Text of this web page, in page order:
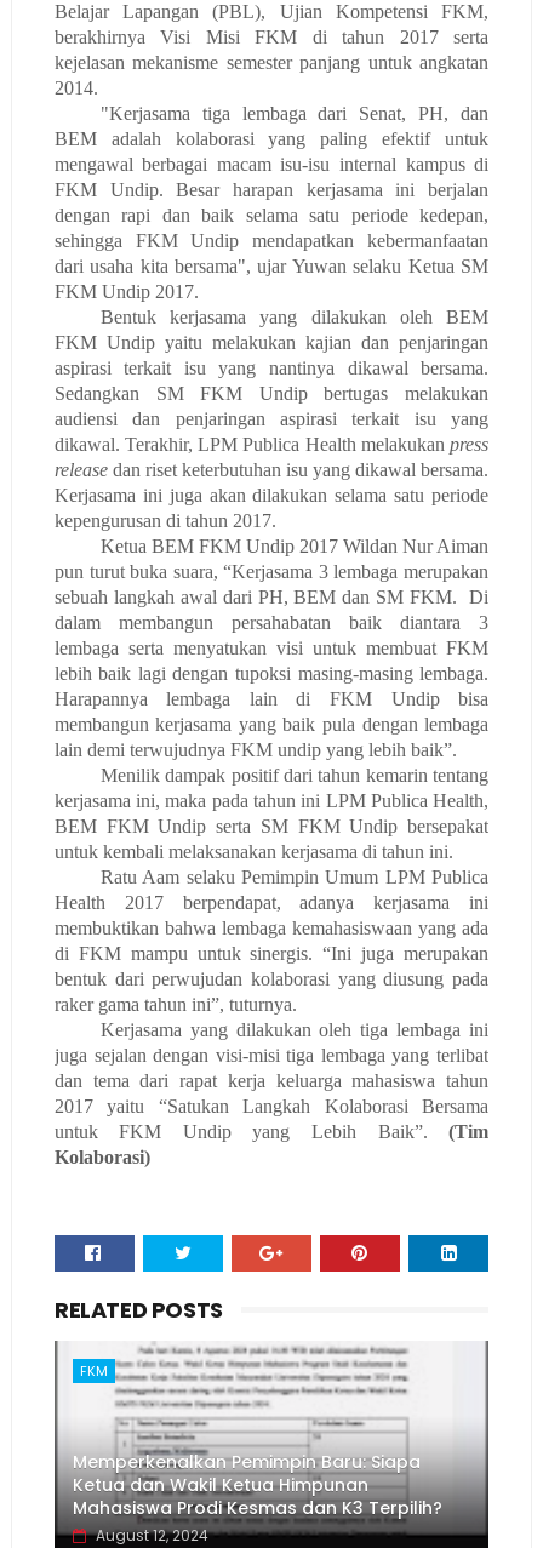
Belajar Lapangan (PBL), Ujian Kompetensi FKM,
berakhirnya Visi Misi FKM di tahun 2017 serta
kejelasan mekanisme semester panjang untuk angkatan
2014.
"Kerjasama tiga lembaga dari Senat, PH, dan
BEM adalah kolaborasi yang paling efektif untuk
mengawal berbagai macam isu-isu internal kampus di
FKM Undip. Besar harapan kerjasama ini berjalan
dengan rapi dan baik selama satu periode kedepan,
sehingga FKM Undip mendapatkan kebermanfaatan
dari usaha kita bersama", ujar Yuwan selaku Ketua SM
FKM Undip 2017.
Bentuk kerjasama yang dilakukan oleh BEM
FKM Undip yaitu melakukan kajian dan penjaringan
aspirasi terkait isu yang nantinya dikawal bersama.
Sedangkan SM FKM Undip bertugas melakukan
audiensi dan penjaringan aspirasi terkait isu yang
dikawal. Terakhir, LPM Publica Health melakukanpress
releasedan riset keterbutuhan isu yang dikawal bersama.
Kerjasama ini juga akan dilakukan selama satu periode
kepengurusan di tahun 2017.
Ketua BEM FKM Undip 2017 Wildan Nur Aiman
pun turut buka suara, “Kerjasama 3 lembaga merupakan
sebuah langkah awal dari PH, BEM dan SM FKM. Di
dalam membangun persahabatan baik diantara 3
lembaga serta menyatukan visi untuk membuat FKM
lebih baik lagi dengan tupoksi masing-masing lembaga.
Harapannya lembaga lain di FKM Undip bisa
membangun kerjasama yang baik pula dengan lembaga
lain demi terwujudnya FKM undip yang lebih baik”.
Menilik dampak positif dari tahun kemarin tentang
kerjasama ini, maka pada tahun ini LPM Publica Health,
BEM FKM Undip serta SM FKM Undip bersepakat
untuk kembali melaksanakan kerjasama di tahun ini.
Ratu Aam selaku Pemimpin Umum LPM Publica
Health 2017 berpendapat, adanya kerjasama ini
membuktikan bahwa lembaga kemahasiswaan yang ada
di FKM mampu untuk sinergis. “Ini juga merupakan
bentuk dari perwujudan kolaborasi yang diusung pada
raker gama tahun ini”, tuturnya.
Kerjasama yang dilakukan oleh tiga lembaga ini
juga sejalan dengan visi-misi tiga lembaga yang terlibat
dan tema dari rapat kerja keluarga mahasiswa tahun
2017 yaitu “Satukan Langkah Kolaborasi Bersama
untuk FKM Undip yang Lebih Baik”.(Tim
Kolaborasi)
RELATED POSTS
FKM
Memperkenalkan Pemimpin Baru: Siapa
Ketua dan Wakil Ketua Himpunan
Mahasiswa Prodi Kesmas dan K3 Terpilih?
August 12, 2024